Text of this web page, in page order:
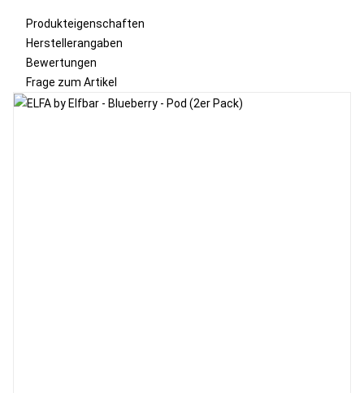
Produkteigenschaften
Herstellerangaben
Bewertungen
Frage zum Artikel